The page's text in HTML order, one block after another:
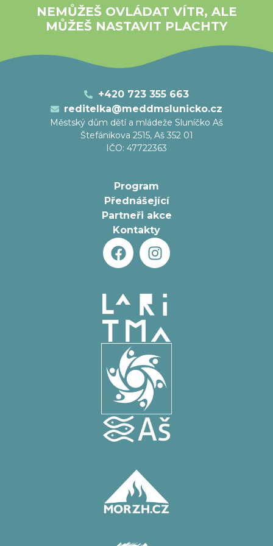
NEMŮŽEŠ OVLÁDAT VÍTR, ALE
MŮŽEŠ NASTAVIT PLACHTY
+420 723 355 663
reditelka@meddmslunicko.cz
Městský dům dětí a mládeže Sluníčko Aš
Štefánikova 2515, Aš 352 01
IČO: 47722363
Program
Přednášející
Partneři akce
Kontakty